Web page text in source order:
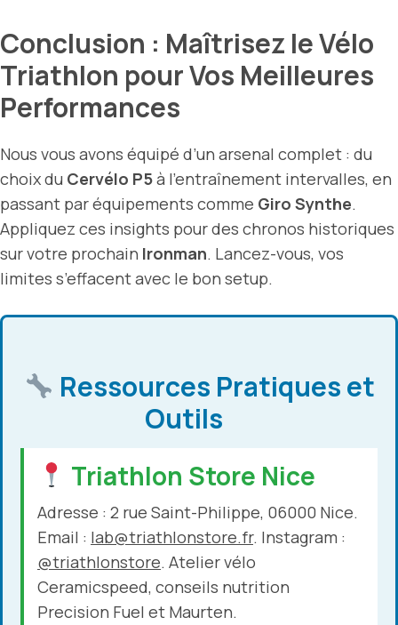
Conclusion : Maîtrisez le Vélo
Triathlon pour Vos Meilleures
Performances
Nous vous avons équipé d’un arsenal complet : du
choix du Cervélo P5à l’entraînement intervalles, en
passant par équipements comme Giro Synthe.
Appliquez ces insights pour des chronos historiques
sur votre prochain Ironman. Lancez-vous, vos
limites s’effacent avec le bon setup.
Ressources Pratiques et
Outils
Triathlon Store Nice
Adresse : 2 rue Saint-Philippe, 06000 Nice.
Email : lab@triathlonstore.fr. Instagram :
@triathlonstore. Atelier vélo
Ceramicspeed, conseils nutrition
Precision Fuel et Maurten.